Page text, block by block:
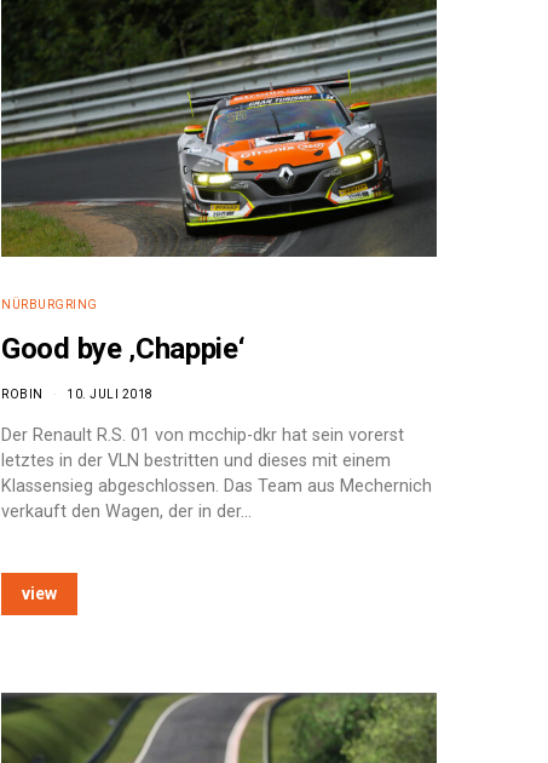
NÜRBURGRING
Good bye ‚Chappie‘
ROBIN 10. JULI 2018
Der Renault R.S. 01 von mcchip-dkr hat sein vorerst
letztes in der VLN bestritten und dieses mit einem
Klassensieg abgeschlossen. Das Team aus Mechernich
verkauft den Wagen, der in der…
view